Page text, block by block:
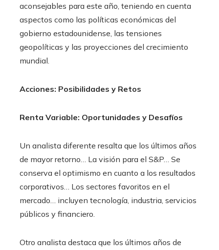
aconsejables para este año, teniendo en cuenta
aspectos como las políticas económicas del
gobierno estadounidense, las tensiones
geopolíticas y las proyecciones del crecimiento
mundial.
Acciones: Posibilidades y Retos
Renta Variable: Oportunidades y Desafíos
Un analista diferente resalta que los últimos años
de mayor retorno… La visión para el S&P… Se
conserva el optimismo en cuanto a los resultados
corporativos… Los sectores favoritos en el
mercado… incluyen tecnología, industria, servicios
públicos y financiero.
Otro analista destaca que los últimos años de